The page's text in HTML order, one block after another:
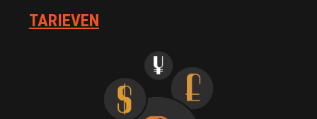
TARIEVEN